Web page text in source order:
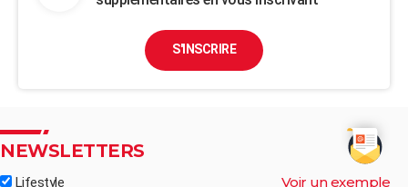
S'INSCRIRE
NEWSLETTERS
Lifestyle Voir un exemple